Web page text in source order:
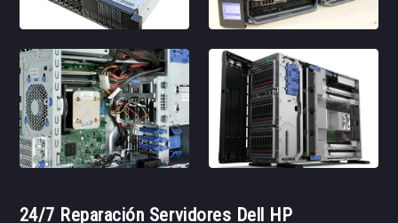
24/7 Reparación Servidores Dell HP